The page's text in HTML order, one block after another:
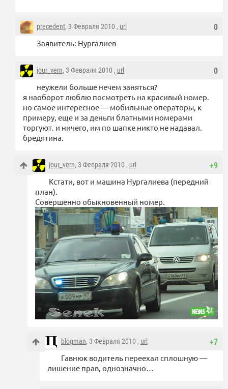
0
precedent, 3 Февраля 2010 , url
Заявитель: Нургалиев
0
jour_vern, 3 Февраля 2010 , url
неужели больше нечем заняться?
я наоборот люблю посмотреть на красивый номер.
но самое интересное — мобильные операторы, к
примеру, еще и за деньги блатными номерами
торгуют. и ничего, им по шапке никто не надавал.
бредятина.
+9
jour_vern, 3 Февраля 2010 , url
Кстати, вот и машина Нургалиева (передний
план).
Совершенно обыкновенный номер.
+7
blogman, 3 Февраля 2010 , url
Гавнюк водитель переехал сплошную —
лишение прав, однозначно…